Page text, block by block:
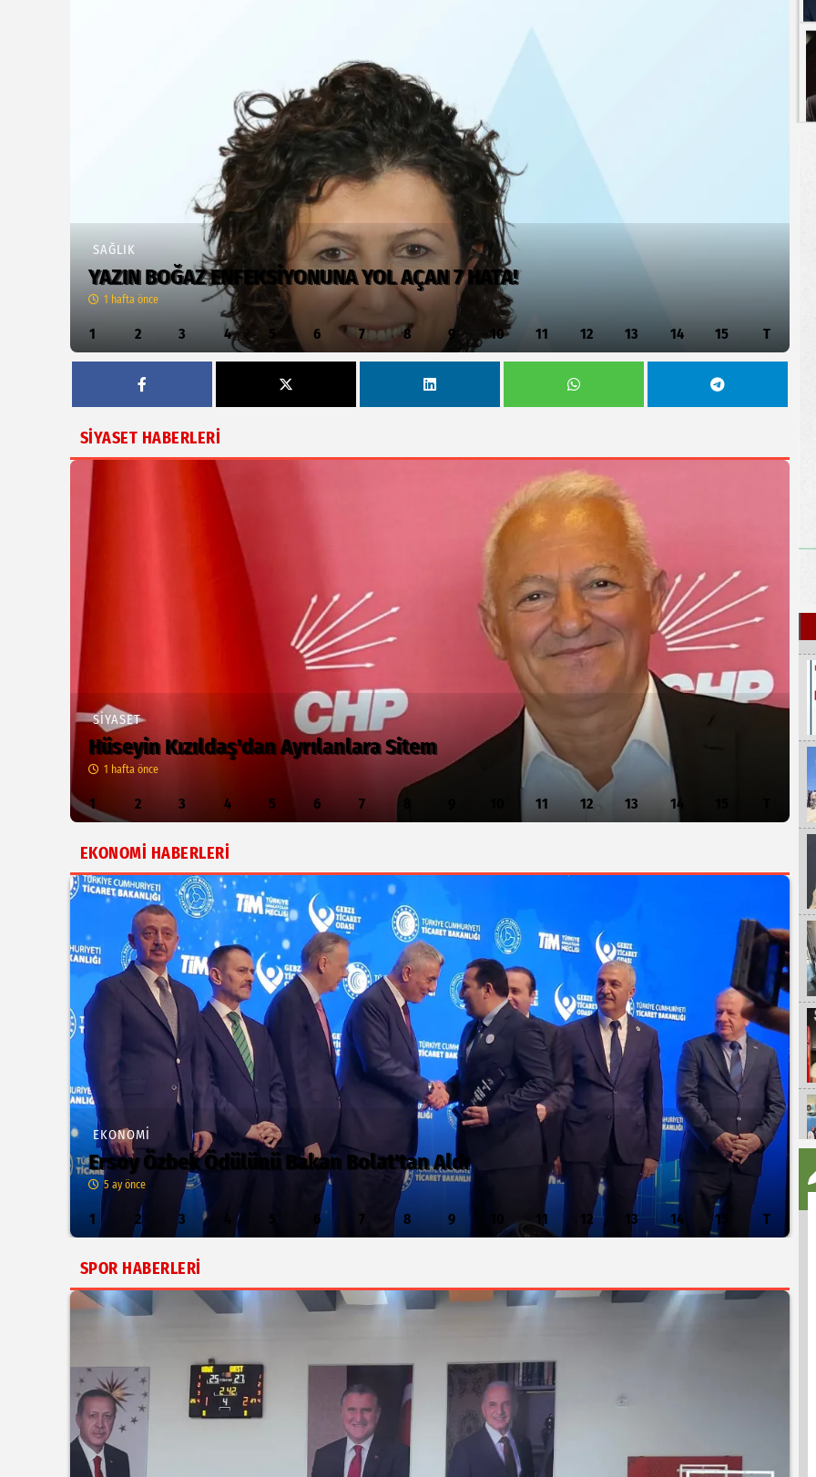
SAĞLIK
YAZIN BOĞAZ ENFEKSİYONUNA YOL AÇAN 7 HATA!
1 hafta önce
1 2 3 4 5 6 7 8 9 10 11 12 13 14 15 T
SİYASET HABERLERİ
SİYASET
Hüseyin Kızıldaş'dan Ayrılanlara Sitem
1 hafta önce
1 2 3 4 5 6 7 11 12 13 14
EKONOMİ HABERLERİ
EKONOMİ
Ersoy Özbek Ödülünü Bakan Bolat'tan Aldı
5 ay önce
1 2 3 5 6 7 8 9 11 12 13 14 15 T
SPOR HABERLERİ